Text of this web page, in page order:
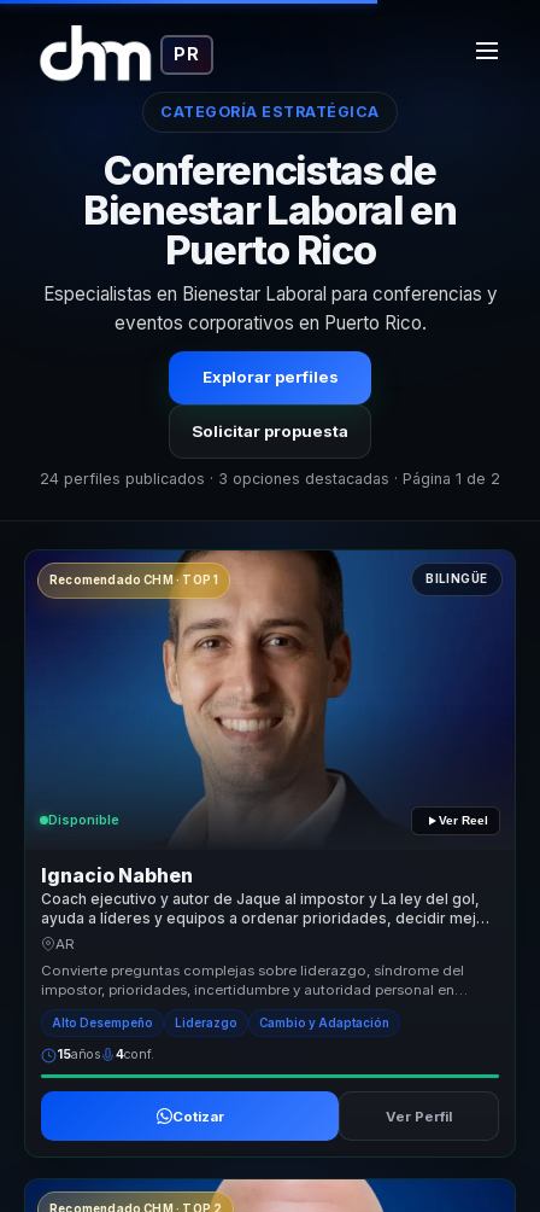
PR
CATEGORÍA ESTRATÉGICA
Conferencistas de
Bienestar Laboral en
Puerto Rico
Especialistas en Bienestar Laboral para conferencias y
eventos corporativos en Puerto Rico.
Explorar perfiles
Solicitar propuesta
24 perfiles publicados · 3 opciones destacadas · Página 1 de 2
Recomendado CHM · TOP 1 BILINGÜE
Disponible Ver Reel
Ignacio Nabhen
Coach ejecutivo y autor de Jaque al impostor y La ley del gol,
ayuda a líderes y equipos a ordenar prioridades, decidir mejor
y avanzar con claridad en contextos inciertos.
AR
Convierte preguntas complejas sobre liderazgo, síndrome del
impostor, prioridades, incertidumbre y autoridad personal en
conversaciones c...
Alto Desempeño Liderazgo Cambio y Adaptación
15años 4conf.
Cotizar Ver Perfil